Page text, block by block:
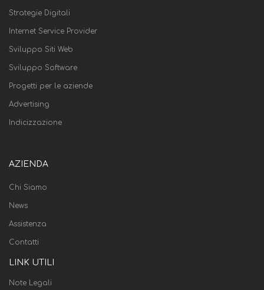
Strategie Digitali
Internet Service Provider
Sviluppo Siti Web
Sviluppo Software
Progetti per le aziende
Advertising
Indicizzazione
AZIENDA
Chi Siamo
News
Assistenza
Contatti
LINK UTILI
Note Legali